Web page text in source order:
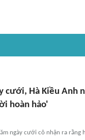
cưới, Hà Kiều Anh
hoàn hảo'
ngày cưới cô nhận ra